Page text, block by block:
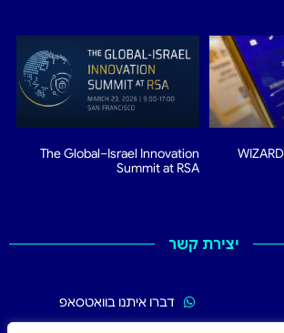
מערכת הלידים של WIZARD
The Global–Israel Innovation
Summit at RSA
יצירת קשר
דברו איתנו בוואטסאפ